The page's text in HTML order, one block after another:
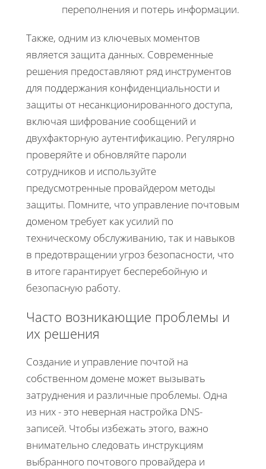
переполнения и потерь информации.
Также, одним из ключевых моментов
является защита данных. Современные
решения предоставляют ряд инструментов
для поддержания конфиденциальности и
защиты от несанкционированного доступа,
включая шифрование сообщений и
двухфакторную аутентификацию. Регулярно
проверяйте и обновляйте пароли
сотрудников и используйте
предусмотренные провайдером методы
защиты. Помните, что управление почтовым
доменом требует как усилий по
техническому обслуживанию, так и навыков
в предотвращении угроз безопасности, что
в итоге гарантирует бесперебойную и
безопасную работу.
Часто возникающие проблемы и
их решения
Создание и управление почтой на
собственном домене может вызывать
затруднения и различные проблемы. Одна
из них - это неверная настройка DNS-
записей. Чтобы избежать этого, важно
внимательно следовать инструкциям
выбранного почтового провайдера и